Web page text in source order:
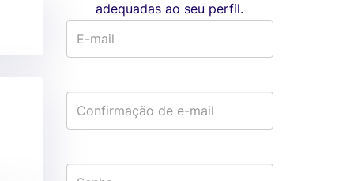
adequadas ao seu perfil.